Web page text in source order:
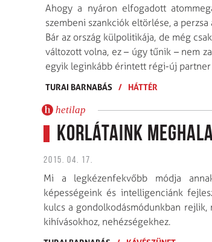
Ahogy a nyáron elfogadott
szembeni szankciók eltörlése, a
Bár az ország külpolitikája, de még
változott volna, ez – úgy tűnik – nem
egyik leginkább érintett régi-új partner
TURAI BARNABÁS / HÁTTÉR
hetilap
Korlátaink
2015. 04. 17.
Mi a legkézenfekvőbb módja
képességeink és intelligenciánk
kulcs a gondolkodásmódunkban
kihívásokhoz, nehézségekhez.